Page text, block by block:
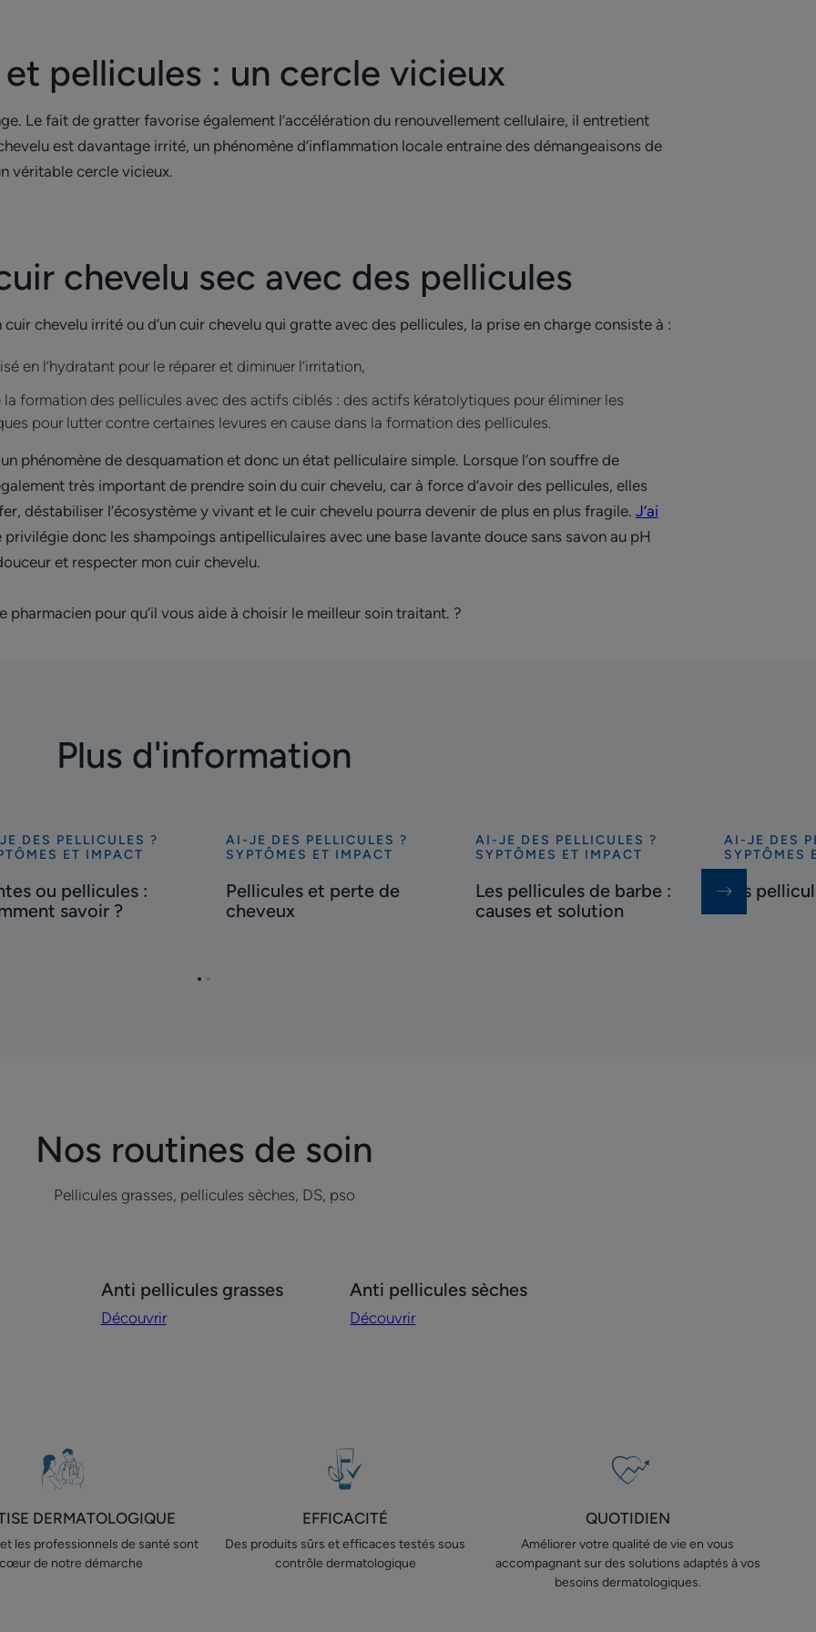
pellicules : un cercle vicieux
Le fait de gratter favorise également l’accélération du renouvellement cellulaire, il entretient
est davantage irrité, un phénomène d’inflammation locale entraine des démangeaisons de
véritable cercle vicieux.
chevelu sec avec des pellicules
cuir chevelu irrité ou d’un cuir chevelu qui gratte avec des pellicules, la prise en charge consiste à :
en l’hydratant pour le réparer et diminuer l’irritation,
la formation des pellicules avec des actifs ciblés : des actifs kératolytiques pour éliminer les
pour lutter contre certaines levures en cause dans la formation des pellicules.
phénomène de desquamation et donc un état pelliculaire simple. Lorsque l’on souffre de
très important de prendre soin du cuir chevelu, car à force d’avoir des pellicules, elles
déstabiliser l’écosystème y vivant et le cuir chevelu pourra devenir de plus en plus fragile. J’ai
donc les shampoings antipelliculaires avec une base lavante douce sans savon au pH
et respecter mon cuir chevelu.
pharmacien pour qu’il vous aide à choisir le meilleur soin traitant. ?
Plus d'information
DES PELLICULES ?
ET IMPACT
ou pellicules :
savoir ?
Découvrir
et
perte
AI-JE DES PELLICULES ?
SYPTÔMES ET IMPACT
Pellicules et perte de
cheveux
Découvrir
pellicules
de
AI-JE DES PELLICULES ?
SYPTÔMES ET IMPACT
Les pellicules de barbe :
causes et solution
Découvrir
Les
pellicules
de
AI-JE DES
SYPTÔMES
Les
Aller
Aller
Nos routines de soin
Pellicules grasses, pellicules sèches, DS, pso
Anti
pellicules
Anti pellicules grasses
Découvrir
Anti
pellicules
Anti pellicules sèches
Découvrir
DERMATOLOGIQUE
les professionnels de santé sont
de notre démarche
EFFICACITÉ
Des produits sûrs et efficaces testés sous
contrôle dermatologique
QUOTIDIEN
Améliorer votre qualité de vie en vous
accompagnant sur des solutions adaptés à vos
besoins dermatologiques.